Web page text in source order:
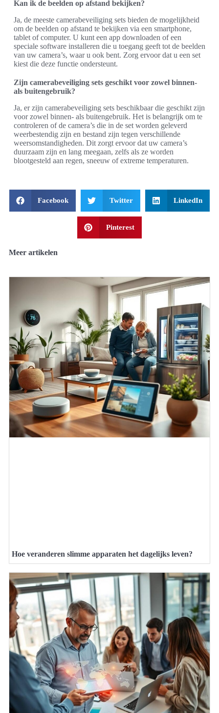
Kan ik de beelden op afstand bekijken?
Ja, de meeste camerabeveiliging sets bieden de mogelijkheid
om de beelden op afstand te bekijken via een smartphone,
tablet of computer. U kunt een app downloaden of een
speciale software installeren die u toegang geeft tot de beelden
van uw camera’s, waar u ook bent. Zorg ervoor dat u een set
kiest die deze functie ondersteunt.
Zijn camerabeveiliging sets geschikt voor zowel binnen-
als buitengebruik?
Ja, er zijn camerabeveiliging sets beschikbaar die geschikt zijn
voor zowel binnen- als buitengebruik. Het is belangrijk om te
controleren of de camera’s die in de set worden geleverd
weerbestendig zijn en bestand zijn tegen verschillende
weersomstandigheden. Dit zorgt ervoor dat uw camera’s
duurzaam zijn en lang meegaan, zelfs als ze worden
blootgesteld aan regen, sneeuw of extreme temperaturen.
Facebook Twitter LinkedIn
Pinterest
Meer artikelen
Hoe veranderen slimme apparaten het dagelijks leven?